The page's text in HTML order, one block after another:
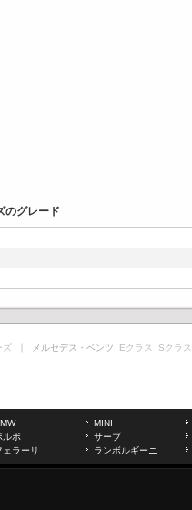
のグレード
ズ ｜ メルセデス・ベンツ Eクラス Sクラス
MINI
ルボ
サーブ
ェラーリ ランボルギーニ